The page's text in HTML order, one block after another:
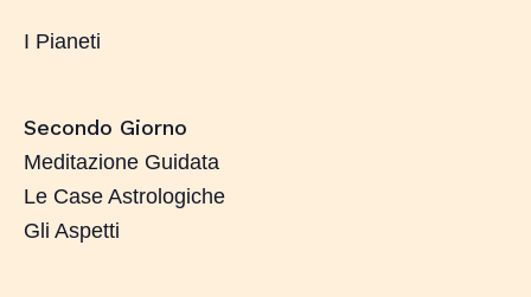
I Pianeti
Secondo Giorno
Meditazione Guidata
Le Case Astrologiche
Gli Aspetti